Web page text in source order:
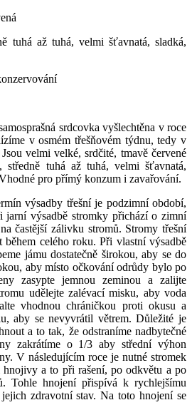
tuhá až tuhá, velmi šťavnatá, sladká,
srdcovka vyšlechtěna v roce
v osmém třešňovém týdnu, tedy v
velmi velké, srdčité, tmavě červené
středně tuhá až tuhá, velmi šťavnatá,
pro přímý konzum i zavařování.
výsadby třešní je podzimní období,
jarní výsadbě stromky přichází o zimní
častější zálivku stromů. Stromy třešní
během celého roku. Při vlastní výsadbě
jámu dostatečně širokou, aby se do
aby místo očkování odrůdy bylo po
zasypte jemnou zeminou a zalijte
udělejte zalévací misku, aby voda
vhodnou chráničkou proti okusu a
aby se nevyvrátil větrem. Důležité je
a to tak, že odstraníme nadbytečné
zakrátíme o 1/3 aby střední výhon
V následujícím roce je nutné stromek
a to při rašení, po odkvětu a po
Tohle hnojení přispívá k rychlejšímu
zdravotní stav. Na toto hnojení se